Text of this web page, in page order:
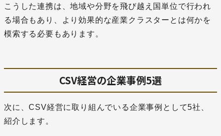
こうした連携は、地域や分野を飛び越え国単位で行われ
る場合もあり、より効果的な産業クラスターとは何かを
模索する必要もあります。
CSV経営の企業事例5選
次に、CSV経営に取り組んでいる企業事例として5社、
紹介します。